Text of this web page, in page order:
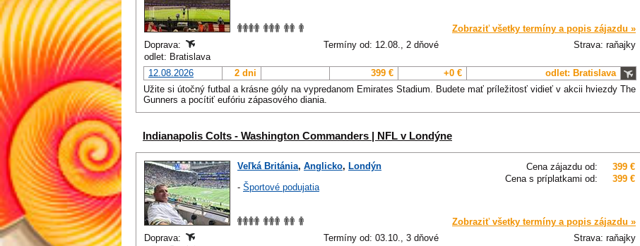
Zobraziť všetky termíny a popis zájazdu »
Doprava:
Termíny od: 12.08., 2 dňové
Strava: raňajky
odlet: Bratislava
12.08.2026
2 dni 399 € +0 €
odlet: Bratislava
Užite si útočný futbal a krásne góly na vypredanom Emirates Stadium. Budete mať príležitosť vidieť v akcii hviezdy The
Gunners a pocítiť eufóriu zápasového diania.
Indianapolis Colts - Washington Commanders | NFL v Londýne
Cena zájazdu od:
399 €
Cena s príplatkami od:
399 €
Veľká Británia, Anglicko, Londýn
- Športové podujatia
Zobraziť všetky termíny a popis zájazdu »
Doprava:
Termíny od: 03.10., 3 dňové
Strava: raňajky